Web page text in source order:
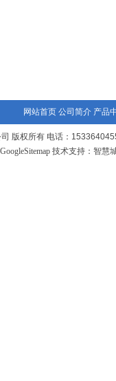
网站首页 公司简介 产品
版权所有 电话：
GoogleSitemap技术支持： 智慧